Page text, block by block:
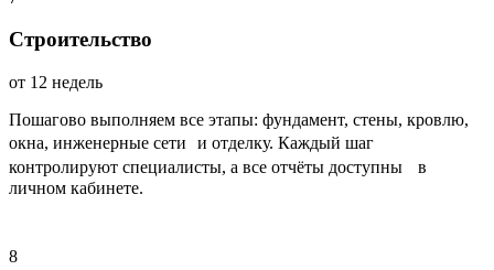
Строительство
от 12 недель
Пошагово выполняем все этапы: фундамент, стены, кровлю,
окна, инженерные сети и отделку. Каждый шаг
контролируют специалисты, а все отчёты доступны в
личном кабинете.
8